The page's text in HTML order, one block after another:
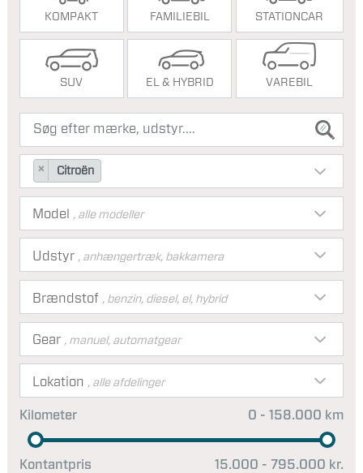
KOMPAKT FAMILIEBIL STATIONCAR
SUV EL & HYBRID VAREBIL
Kontantpris 15.000 - 795.000 kr.
Kilometer 0 - 158.000 km
× Citroën
Model , alle modeller
Brændstof , benzin, diesel, el, hybrid
Gear , manuel, automatgear
Udstyr , anhængertræk, bakkamera
Lokation , alle afdelinger